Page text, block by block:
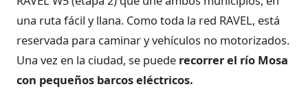
una ruta fácil y llana. Como toda la red RAVEL, está
reservada para caminar y vehículos no motorizados.
Una vez en la ciudad, se puede recorrer el río Mosa
con pequeños barcos eléctricos.